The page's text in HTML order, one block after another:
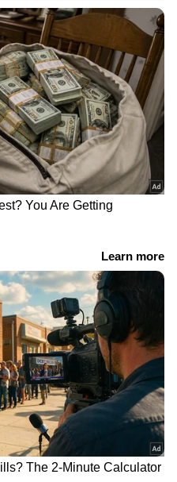
എന്ന് നാട്ടുകാർ
ഉൾകടലിലും
ഈ മാസം
ജാഗ്രത മുന്നറിയിപ്പ്
ശേഷിക്കുന്ന
സാധ്യതയെന്ന്
അടുത്ത 5
ഇടിയും
പ്രവചനമുണ്ട്.
മുകളിലും
ചക്രവാതചുഴി
ബംഗാൾ
മറ്റൊരു
തെക്കൻ
തെക്കൻ
പാത്തി
വ്യാപക